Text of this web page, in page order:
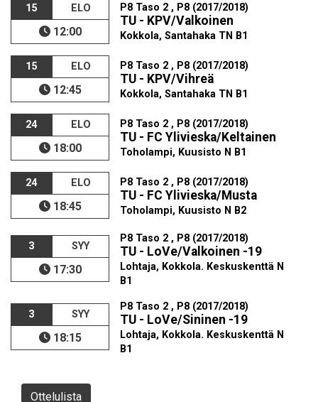
15 ELO
12:00
P8 Taso 2 , P8 (2017/2018)
TU - KPV/Valkoinen
Kokkola, Santahaka TN B1
15 ELO
12:45
P8 Taso 2 , P8 (2017/2018)
TU - KPV/Vihreä
Kokkola, Santahaka TN B1
24 ELO
18:00
P8 Taso 2 , P8 (2017/2018)
TU - FC Ylivieska/Keltainen
Toholampi, Kuusisto N B1
24 ELO
18:45
P8 Taso 2 , P8 (2017/2018)
TU - FC Ylivieska/Musta
Toholampi, Kuusisto N B2
3 SYY
17:30
P8 Taso 2 , P8 (2017/2018)
TU - LoVe/Valkoinen -19
Lohtaja, Kokkola. Keskuskenttä N
B1
3 SYY
18:15
P8 Taso 2 , P8 (2017/2018)
TU - LoVe/Sininen -19
Lohtaja, Kokkola. Keskuskenttä N
B1
Ottelulista